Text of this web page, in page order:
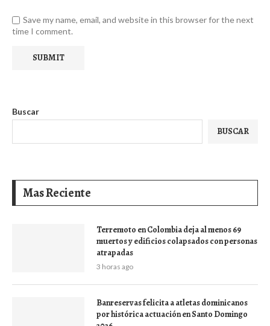
Save my name, email, and website in this browser for the next
time I comment.
Buscar
BUSCAR
Mas Reciente
Terremoto en Colombia deja al menos 69
muertos y edificios colapsados con personas
atrapadas
3 horas ago
Banreservas felicita a atletas dominicanos
por histórica actuación en Santo Domingo